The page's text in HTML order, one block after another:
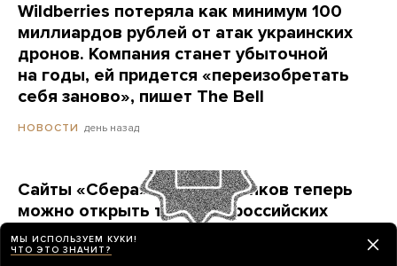
Wildberries потеряла как минимум 100
миллиардов рублей от атак украинских
дронов. Компания станет убыточной
на годы, ей придется «переизобретать
себя заново», пишет The Bell
НОВОСТИ день назад
Сайты «Сбера» и других банков теперь
можно открыть только в российских
браузерах. Это опасно? И какой браузер
выбрать?
МЫ ИСПОЛЬЗУЕМ КУКИ!
ЧТО ЭТО ЗНАЧИТ?